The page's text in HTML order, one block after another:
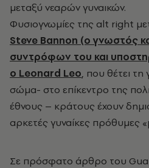
μεταξύ νεαρών γυναικών.
Φυσιογνωμίες της alt right
Steve Bannon (ο γνωστός
συντρόφων του και
ο Leonard Leo, που θέτει τη
σώμα- στο επίκεντρο της
έθνους – κράτους έχουν
αρκετές γυναίκες πρόθυμες
Σε πρόσφατο άρθρο του